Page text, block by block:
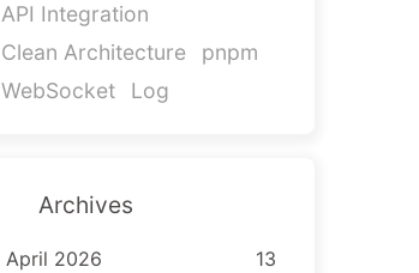
API Integration
Clean Architecture
pnpm
WebSocket
Log
Archives
April 2026
13